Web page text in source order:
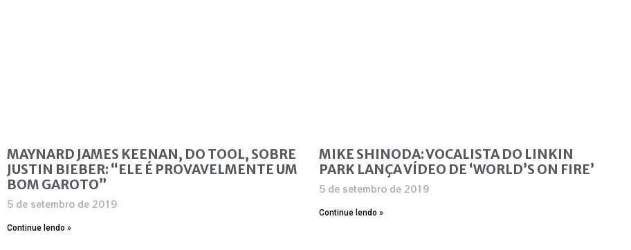
MAYNARD JAMES KEENAN, DO TOOL, SOBRE
JUSTIN BIEBER: “ELE É PROVAVELMENTE UM
BOM GAROTO”
5 de setembro de 2019
Continue lendo »
MIKE SHINODA: VOCALISTA DO LINKIN
PARK LANÇA VÍDEO DE ‘WORLD’S ON FIRE’
5 de setembro de 2019
Continue lendo »